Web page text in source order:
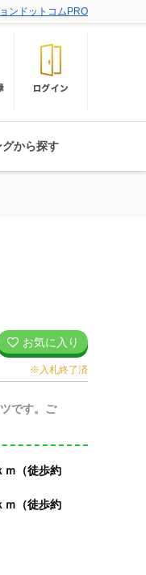
ンドットコムPRO
から探す
お気に入り
※入札終了済
です。ご
（徒歩約
（徒歩約